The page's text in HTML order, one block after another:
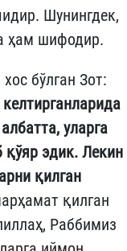
Шунингдек,
ҳам шифодир.
бўлган Зот:
уларга
қўяр эдик. Лекин
қилган
қилган
Раббимиз